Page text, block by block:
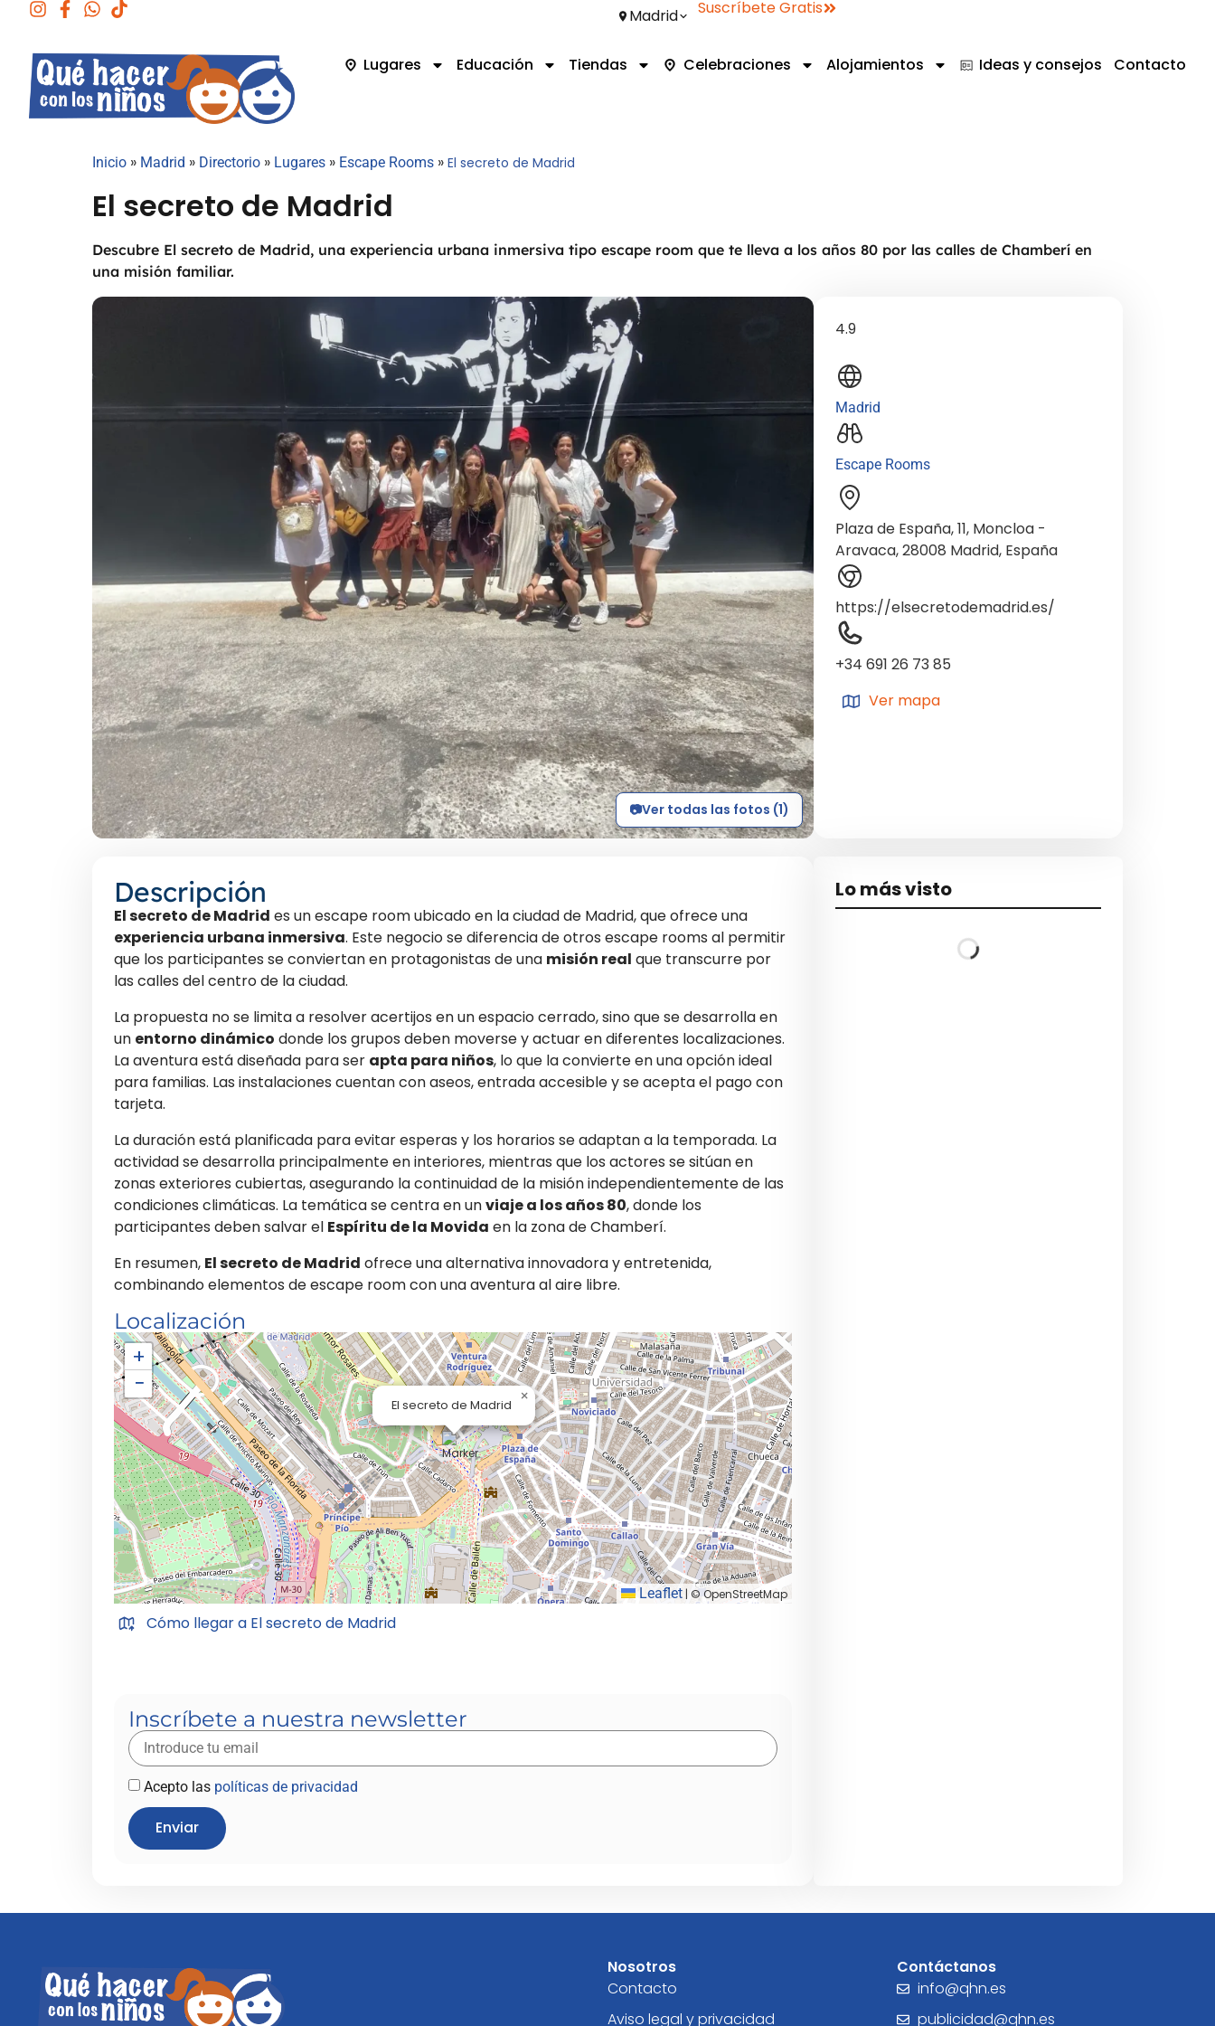
Madrid Suscríbete Gratis
Lugares Educación Tiendas Celebraciones Alojamientos Ideas y consejos Contacto
Inicio » Madrid » Directorio » Lugares » Escape Rooms » El secreto de Madrid
El secreto de Madrid
Descubre El secreto de Madrid, una experiencia urbana inmersiva tipo escape room que te lleva a los años 80 por las calles de Chamberí en
una misión familiar.
📷 Ver todas las fotos (1)
4.9
Madrid
Escape Rooms
Plaza de España, 11, Moncloa -
Aravaca, 28008 Madrid, España
https://elsecretodemadrid.es/
+34 691 26 73 85
Ver mapa
Descripción
El secreto de Madrid es un escape room ubicado en la ciudad de Madrid, que ofrece una
experiencia urbana inmersiva. Este negocio se diferencia de otros escape rooms al permitir
que los participantes se conviertan en protagonistas de una misión real que transcurre por
las calles del centro de la ciudad.
La propuesta no se limita a resolver acertijos en un espacio cerrado, sino que se desarrolla en
un entorno dinámico donde los grupos deben moverse y actuar en diferentes localizaciones.
La aventura está diseñada para ser apta para niños, lo que la convierte en una opción ideal
para familias. Las instalaciones cuentan con aseos, entrada accesible y se acepta el pago con
tarjeta.
La duración está planificada para evitar esperas y los horarios se adaptan a la temporada. La
actividad se desarrolla principalmente en interiores, mientras que los actores se sitúan en
zonas exteriores cubiertas, asegurando la continuidad de la misión independientemente de las
condiciones climáticas. La temática se centra en unviaje a los años 80, donde los
participantes deben salvar el Espíritu de la Movida en la zona de Chamberí.
En resumen, El secreto de Madrid ofrece una alternativa innovadora y entretenida,
combinando elementos de escape room con una aventura al aire libre.
Localización
El secreto de Madrid ×
+
−
Leaflet | © OpenStreetMap
Cómo llegar a El secreto de Madrid
Inscríbete a nuestra newsletter
Acepto las políticas de privacidad
Enviar
Lo más visto
Nosotros
Contacto
Aviso legal y privacidad
Contáctanos
info@qhn.es
publicidad@qhn.es